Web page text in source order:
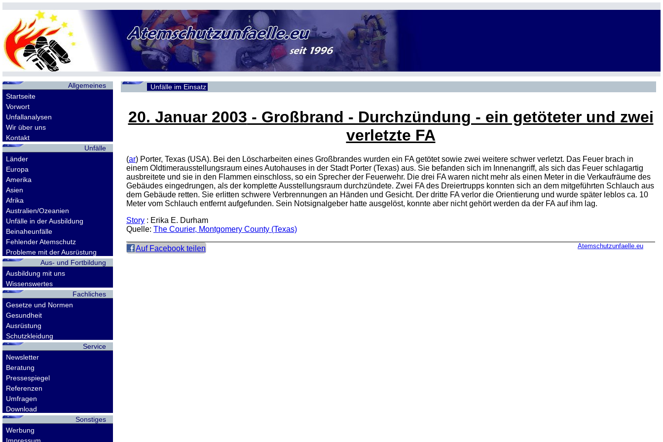
Allgemeines
Startseite
Vorwort
Unfallanalysen
Wir über uns
Kontakt
Unfälle
Länder
Europa
Amerika
Asien
Afrika
Australien/Ozeanien
Unfälle in der Ausbildung
Beinaheunfälle
Fehlender Atemschutz
Probleme mit der Ausrüstung
Aus- und Fortbildung
Ausbildung mit uns
Wissenswertes
Fachliches
Gesetze und Normen
Gesundheit
Ausrüstung
Schutzkleidung
Service
Newsletter
Beratung
Pressespiegel
Referenzen
Umfragen
Download
Sonstiges
Werbung
Unfälle im Einsatz
20. Januar 2003 - Großbrand - Durchzündung - ein getöteter und zwei
verletzte FA
(ar) Porter, Texas (USA). Bei den Löscharbeiten eines Großbrandes wurden ein FA getötet sowie zwei weitere schwer verletzt. Das Feuer brach in
einem Oldtimerausstellungsraum eines Autohauses in der Stadt Porter (Texas) aus. Sie befanden sich im Innenangriff, als sich das Feuer schlagartig
ausbreitete und sie in den Flammen einschloss, so ein Sprecher der Feuerwehr. Die drei FAwaren nicht mehr als einen Meter in die Verkaufräume des
Gebäudes eingedrungen, als der komplette Ausstellungsraum durchzündete. Zwei FA des Dreiertrupps konnten sich an dem mitgeführten Schlauch aus
dem Gebäude retten. Sie erlitten schwere Verbrennungen an Händen und Gesicht. Der dritte FA verlor die Orientierung und wurde später leblos ca. 10
Meter vom Schlauch entfernt aufgefunden. Sein Notsignalgeber hatte ausgelöst, konnte aber nicht gehört werden da der FAauf ihm lag.
Story : Erika E. Durham
Quelle: The Courier, Montgomery County (Texas)
Auf Facebook teilen Atemschutzunfaelle.eu